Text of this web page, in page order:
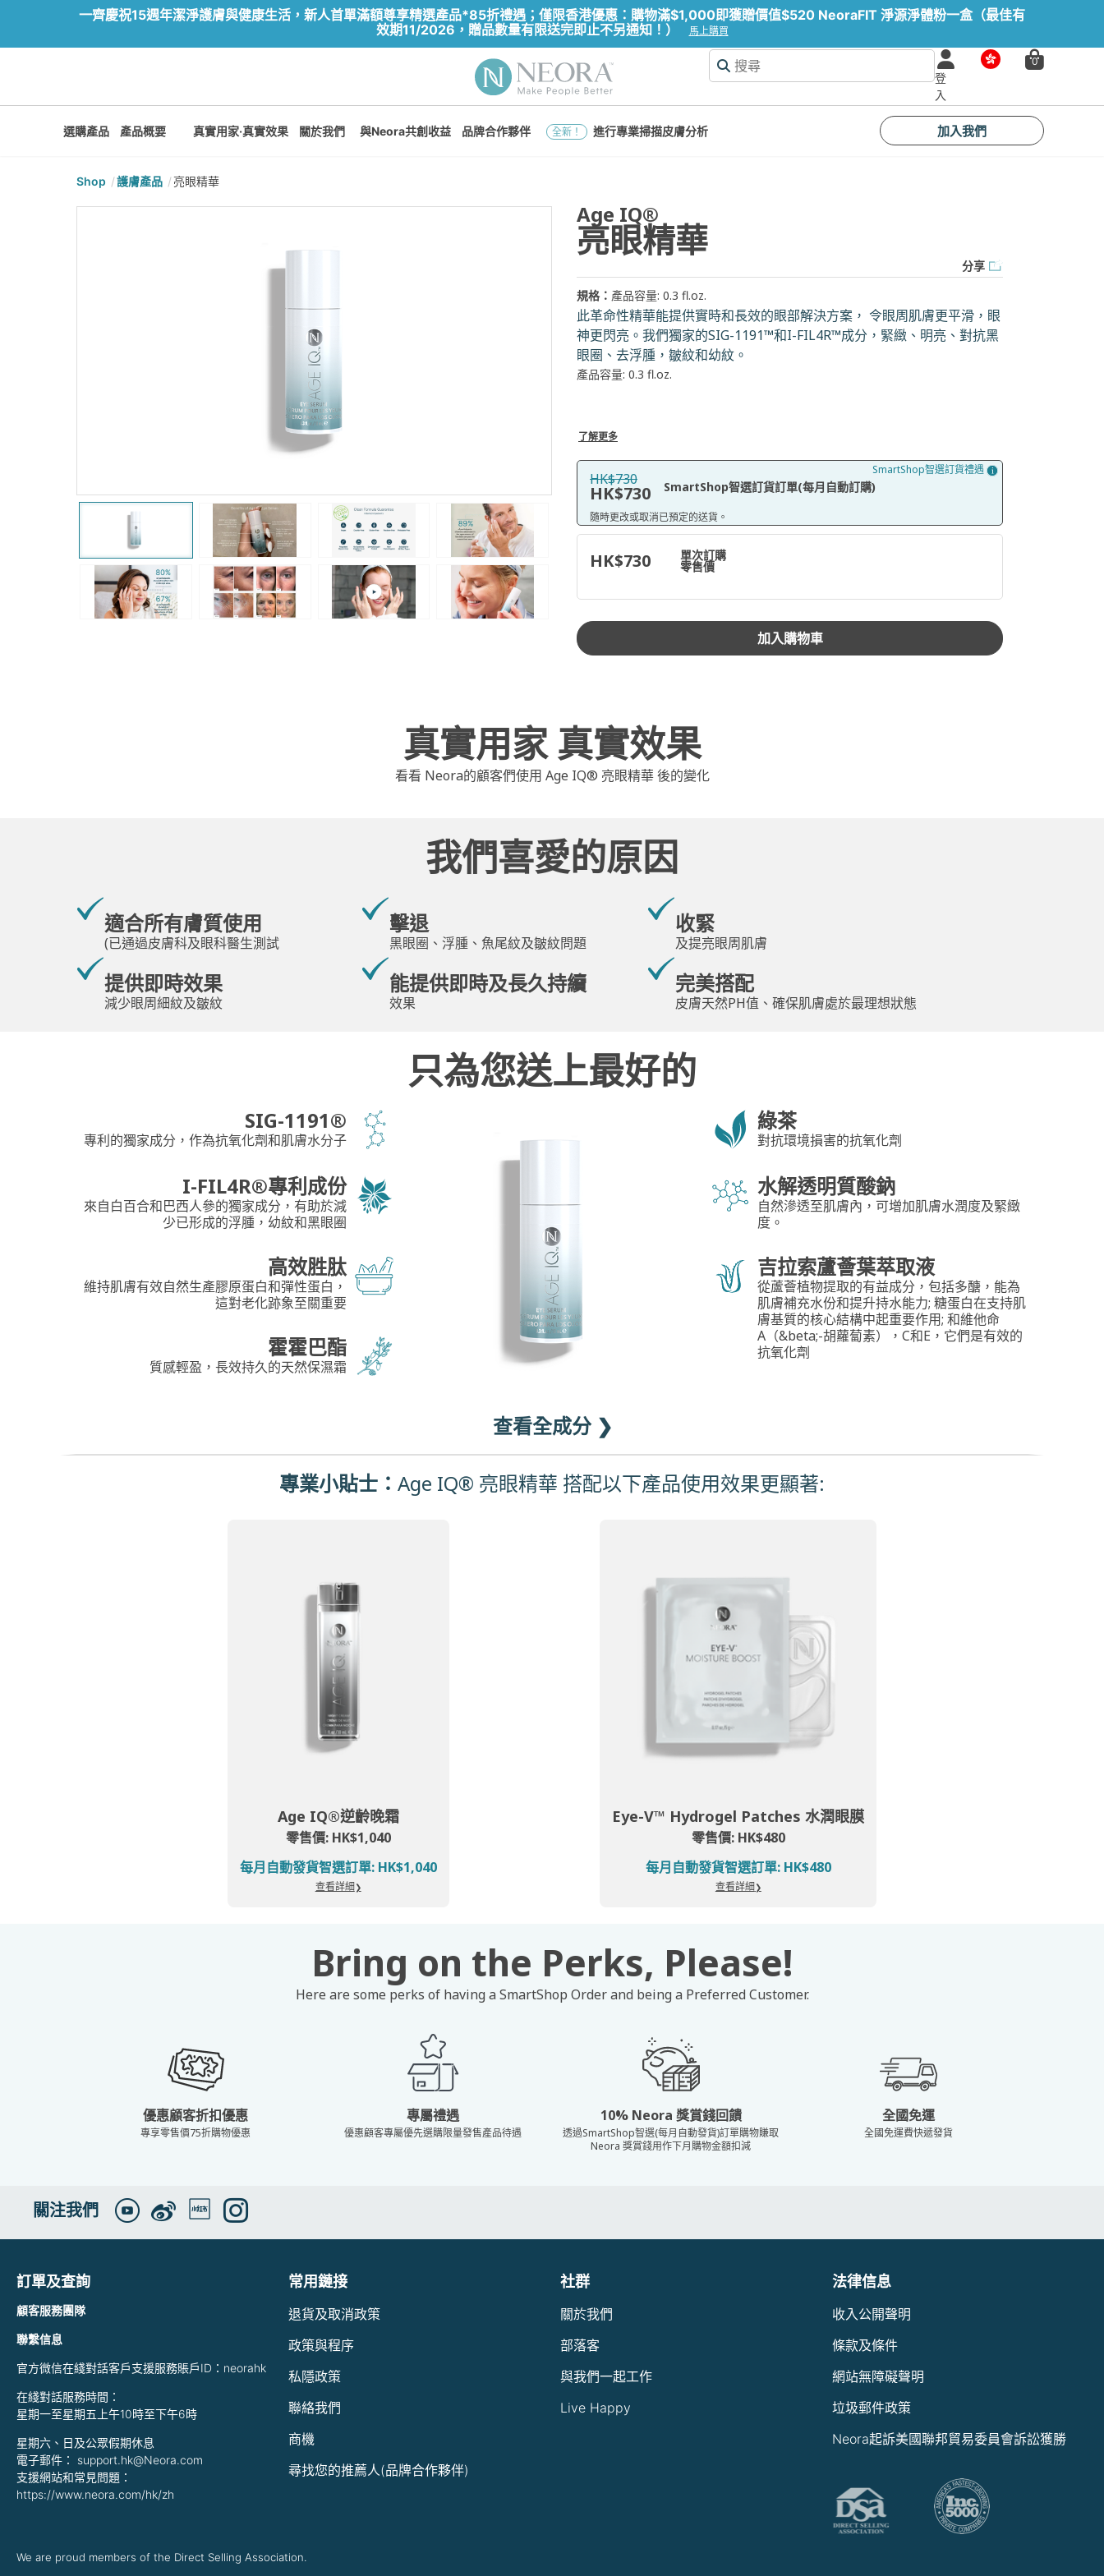
一齊慶祝15週年潔淨護膚與健康生活，新人首單滿額尊享精選產品*85折禮遇；僅限香港優惠：購物滿$1,000即獲贈價值$520 NeoraFIT 淨源淨體粉一盒（最佳有
效期11/2026，贈品數量有限送完即止不另通知！）
馬上購買
登
入
市
0
選購產品 產品概要 真實用家·真實效果 關於我們 與Neora共創收益 品牌合作夥伴 全新！ 進行專業掃描皮膚分析 加入我們
Shop 護膚產品 亮眼精華
Age IQ®
亮眼精華
分享
規格： 產品容量: 0.3 fl.oz.
此革命性精華能提供實時和長效的眼部解決方案， 令眼周肌膚更平滑，眼
神更閃亮。我們獨家的SIG-1191™和I-FIL4R™成分，緊緻、明亮、對抗黑
眼圈、去浮腫，皺紋和幼紋。
產品容量: 0.3 fl.oz.
了解更多
HK$730
HK$730 SmartShop智選訂貨訂單(每月自動訂購)
隨時更改或取消已預定的送貨。
SmartShop智選訂貨禮遇
HK$730 單次訂購
零售價
加入購物車
真實用家 真實效果
看看 Neora的顧客們使用 Age IQ® 亮眼精華 後的變化
我們喜愛的原因
適合所有膚質使用
(已通過皮膚科及眼科醫生測試
擊退
黑眼圈、浮腫、魚尾紋及皺紋問題
收緊
及提亮眼周肌膚
提供即時效果
減少眼周細紋及皺紋
能提供即時及長久持續
效果
完美搭配
皮膚天然PH值、確保肌膚處於最理想狀態
只為您送上最好的
SIG-1191®
專利的獨家成分，作為抗氧化劑和肌膚水分子
I-FIL4R®專利成份
來自白百合和巴西人參的獨家成分，有助於減
少已形成的浮腫，幼紋和黑眼圈
高效胜肽
維持肌膚有效自然生產膠原蛋白和彈性蛋白，
這對老化跡象至關重要
霍霍巴酯
質感輕盈，長效持久的天然保濕霜
綠茶
對抗環境損害的抗氧化劑
水解透明質酸鈉
自然滲透至肌膚內，可增加肌膚水潤度及緊緻
度。
吉拉索蘆薈葉萃取液
從蘆薈植物提取的有益成分，包括多醣，能為
肌膚補充水份和提升持水能力; 糖蛋白在支持肌
膚基質的核心結構中起重要作用; 和維他命
A（&beta;-胡蘿蔔素），C和E，它們是有效的
抗氧化劑
查看全成分 ❯
專業小貼士： Age IQ® 亮眼精華 搭配以下產品使用效果更顯著:
Age IQ®逆齡晚霜
零售價: HK$1,040
每月自動發貨智選訂單: HK$1,040
查看詳細
Eye-V™ Hydrogel Patches 水潤眼膜
零售價: HK$480
每月自動發貨智選訂單: HK$480
查看詳細
Bring on the Perks, Please!
Here are some perks of having a SmartShop Order and being a Preferred Customer.
優惠顧客折扣優惠
專享零售價75折購物優惠
專屬禮遇
優惠顧客專屬優先選購限量發售產品待遇
10% Neora 獎賞錢回饋
透過SmartShop智選(每月自動發貨)訂單購物賺取
Neora 獎賞錢用作下月購物金額扣減
全國免運
全國免運費快遞發貨
關注我們
訂單及查詢
顧客服務團隊
聯繫信息
官方微信在綫對話客戶支援服務賬戶ID：neorahk
在綫對話服務時間：
星期一至星期五上午10時至下午6時
星期六、日及公眾假期休息
電子郵件： support.hk@Neora.com
支援網站和常見問題：
https://www.neora.com/hk/zh
常用鏈接
退貨及取消政策
政策與程序
私隱政策
聯絡我們
商機
尋找您的推薦人(品牌合作夥伴)
社群
關於我們
部落客
與我們一起工作
Live Happy
法律信息
收入公開聲明
條款及條件
網站無障礙聲明
垃圾郵件政策
Neora起訴美國聯邦貿易委員會訴訟獲勝
We are proud members of the Direct Selling Association.